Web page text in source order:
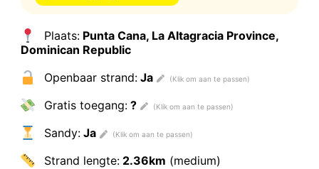
Plaats:Punta Cana, La Altagracia Province,
Dominican Republic
Openbaar strand:Ja
Gratis toegang:?
Sandy:Ja
Strand lengte:2.36km (medium)